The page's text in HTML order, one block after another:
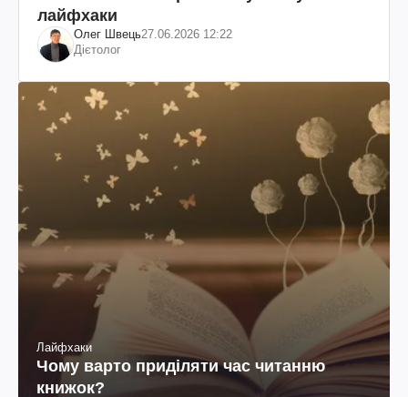
лайфхаки
Олег Швець27.06.2026 12:22
Дієтолог
Лайфхаки
Чому варто приділяти час читанню
книжок?